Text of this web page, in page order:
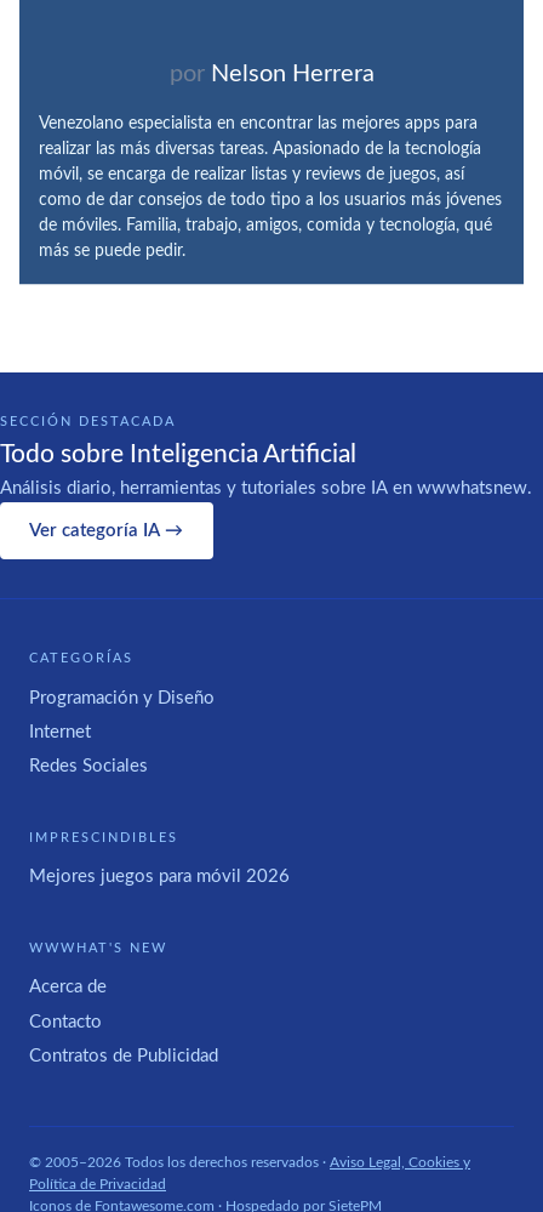
por Nelson Herrera
Venezolano especialista en encontrar las mejores apps para
realizar las más diversas tareas. Apasionado de la tecnología
móvil, se encarga de realizar listas y reviews de juegos, así
como de dar consejos de todo tipo a los usuarios más jóvenes
de móviles. Familia, trabajo, amigos, comida y tecnología, qué
más se puede pedir.
SECCIÓN DESTACADA
Todo sobre Inteligencia Artificial
Análisis diario, herramientas y tutoriales sobre IA en wwwhatsnew.
Ver categoría IA →
CATEGORÍAS
Programación y Diseño
Internet
Redes Sociales
IMPRESCINDIBLES
Mejores juegos para móvil 2026
WWWHAT'S NEW
Acerca de
Contacto
Contratos de Publicidad
© 2005–2026 Todos los derechos reservados · Aviso Legal, Cookies y
Política de Privacidad
Iconos de Fontawesome.com · Hospedado porSietePM